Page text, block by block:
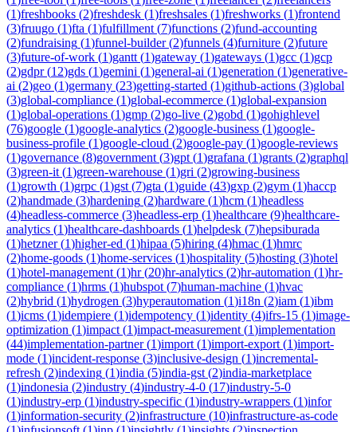
(1)freshbooks (2)freshdesk (1)freshsales (1)freshworks (1)frontend
(3)fruugo (1)fta (1)fulfillment (7)functions (2)fund-accounting
(2)fundraising (1)funnel-builder(2)funnels (4)furniture (2)future
(3)future-of-work (1)gantt (1)gateway (1)gateways (1)gcc (1)gcp
(2)gdpr(12)gds (1)gemini (1)general-ai (1)generation (1)generative-
ai (2)geo (1)germany (23)getting-started (1)github-actions (3)global
(3)global-compliance (1)global-ecommerce (1)global-expansion
(1)global-operations (1)gmp (2)go-live (2)gobd (1)gohighlevel
(76)google (1)google-analytics (2)google-business (1)google-
business-profile (1)google-cloud (2)google-pay (1)google-reviews
(1)governance (8)government (3)gpt (1)grafana (1)grants (2)graphql
(3)green-it (1)green-warehouse (1)gri (2)growing-business
(1)growth (1)grpc (1)gst (7)gta (1)guide (43)gxp (2)gym (1)haccp
(2)handmade (3)hardening (2)hardware (1)hcm (1)headless
(4)headless-commerce (3)headless-erp (1)healthcare (9)healthcare-
analytics (1)healthcare-dashboards (1)helpdesk (7)hepsiburada
(1)hetzner(1)higher-ed (1)hipaa (5)hiring (4)hmac (1)hmrc
(2)home-goods (1)home-services (1)hospitality (5)hosting (3)hotel
(1)hotel-management (1)hr(20)hr-analytics (2)hr-automation (1)hr-
compliance (1)hrms (1)hubspot (7)human-machine (1)hvac
(2)hybrid (1)hydrogen (3)hyperautomation (1)i18n (2)iam (1)ibm
(1)icms (1)idempiere (1)idempotency (1)identity (4)ifrs-15 (1)image-
optimization (1)impact (1)impact-measurement (1)implementation
(44)implementation-partner(1)import (1)import-export (1)import-
mode (1)incident-response (3)inclusive-design (1)incremental-
refresh (2)indexing (1)india (5)india-gst (2)india-marketplace
(1)indonesia (2)industry (4)industry-4-0 (17)industry-5-0
(1)industry-erp (1)industry-specific (1)industry-wrappers (1)infor
(1)information-security (2)infrastructure (10)infrastructure-as-code